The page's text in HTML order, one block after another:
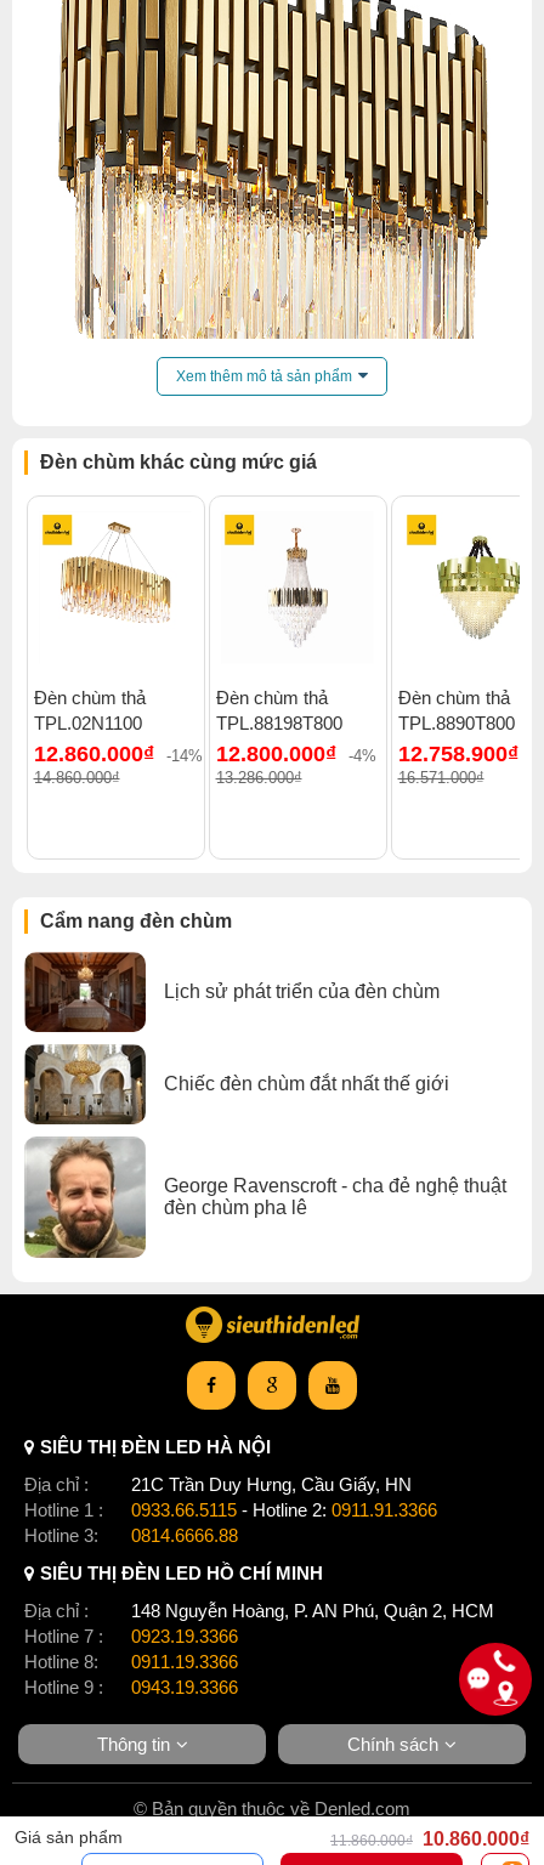
Click để xem thêm chiết khấu, quà tặng và khuyến mãi của
đèn chùm.
Xem thêm:Đèn chùm hiện đại,Đèn chùm treo thả,
Xem thêm mô tả sản phẩm
Đèn chùm khác cùng mức giá
Đèn chùm thả
TPL.02N1100
12.860.000₫
-14%
14.860.000₫
Đèn chùm thả
TPL.88198T800
12.800.000₫
-4%
13.286.000₫
Đèn chùm thả
TPL.8890T800
12.758.900₫
16.571.000₫
Cẩm nang đèn chùm
Lịch sử phát triển của đèn chùm
Chiếc đèn chùm đắt nhất thế giới
George Ravenscroft - cha đẻ nghệ thuật
đèn chùm pha lê
Giá sản phẩm 11.860.000₫
10.860.000₫
SIÊU THỊ ĐÈN LED HÀ NỘI
Địa chỉ :
21C Trần Duy Hưng, Cầu Giấy, HN
Hotline 1 :
0933.66.5115 - Hotline 2: 0911.91.3366
Hotline 3:
0814.6666.88
SIÊU THỊ ĐÈN LED HỒ CHÍ MINH
Địa chỉ :
148 Nguyễn Hoàng, P. AN Phú, Quận 2, HCM
Hotline 7 :
0923.19.3366
Hotline 8:
0911.19.3366
Hotline 9 :
0943.19.3366
Thông tin Chính sách
© Bản quyền thuộc về Denled.com